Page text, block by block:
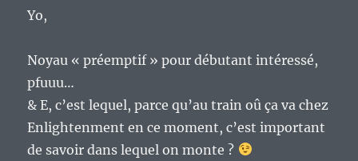
Yo,
Noyau « préemptif » pour débutant intéressé,
pfuuu…
& E, c’est lequel, parce qu’au train oû ça va chez
Enlightenment en ce moment, c’est important
de savoir dans lequel on monte ?